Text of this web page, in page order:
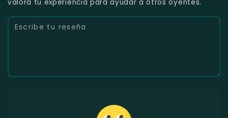
valora tu experiencia para ayudar a otros oyentes.